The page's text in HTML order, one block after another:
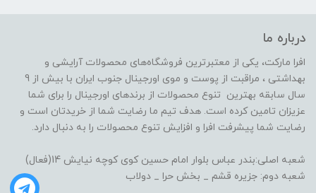
درباره ما
افرا مارکت، یکی از معتبرترین فروشگاه‌های محصولات آرایشی و
بهداشتی ، مراقبت از پوست و موی اورجینال جنوب ایران با بیش از 9
سال سابقه بهترین تنوع محصولات از برندهای اورجینال را برای شما
عزیزان تامین کرده است. هدف تیم ما رضایت شما از خریدتان است و
رضایت شما پیشرفت افرا و افزایش تنوع محصولات را به دنبال دارد.
شعبه اصلی:بندر عباس بلوار امام حسین کوی کوچه نیایش 14(فعال)
شعبه دوم: جزیره قشم _ بخش حرا _ دولاب